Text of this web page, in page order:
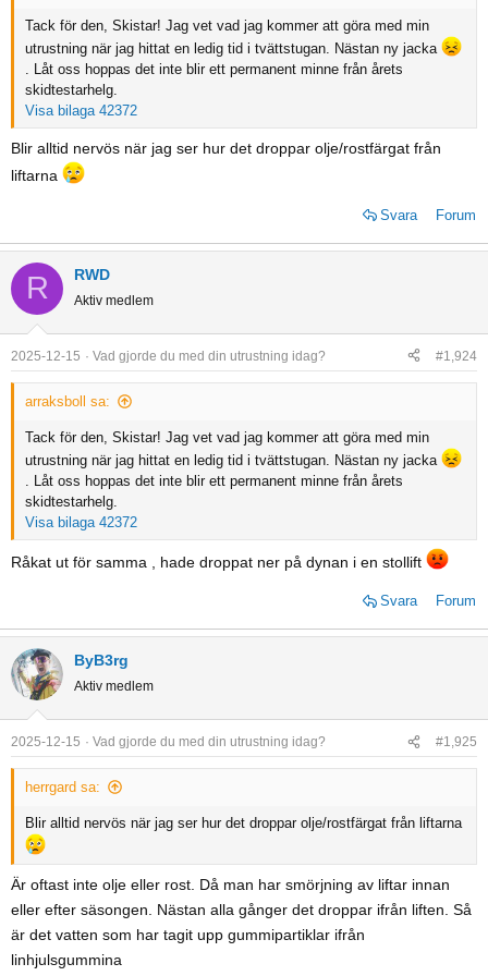
Tack för den, Skistar! Jag vet vad jag kommer att göra med min
utrustning när jag hittat en ledig tid i tvättstugan. Nästan ny jacka
. Låt oss hoppas det inte blir ett permanent minne från årets
skidtestarhelg.
Visa bilaga 42372
Blir alltid nervös när jag ser hur det droppar olje/rostfärgat från
liftarna
Svara Forum
R RWD
Aktiv medlem
2025-12-15 Vad gjorde du med din utrustning idag? #1,924
arraksboll sa:
Tack för den, Skistar! Jag vet vad jag kommer att göra med min
utrustning när jag hittat en ledig tid i tvättstugan. Nästan ny jacka
. Låt oss hoppas det inte blir ett permanent minne från årets
skidtestarhelg.
Visa bilaga 42372
Råkat ut för samma , hade droppat ner på dynan i en stollift
Svara Forum
ByB3rg
Aktiv medlem
2025-12-15 Vad gjorde du med din utrustning idag? #1,925
herrgard sa:
Blir alltid nervös när jag ser hur det droppar olje/rostfärgat från liftarna
Är oftast inte olje eller rost. Då man har smörjning av liftar innan
eller efter säsongen. Nästan alla gånger det droppar ifrån liften. Så
är det vatten som har tagit upp gummipartiklar ifrån
linhjulsgummina